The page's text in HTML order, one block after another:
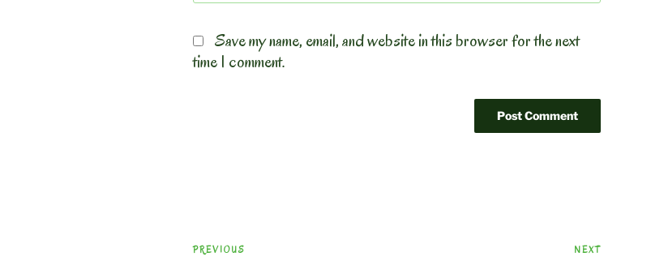
Save my name, email, and website in this browser for the next
time I comment.
Previous
PREVIOUS
Next
NEXT